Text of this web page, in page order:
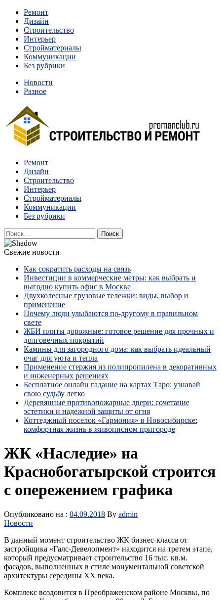
Перейти
содержимому
Ремонт
Дизайн
Строительство
Интерьер
Стройматериалы
Коммуникации
Без рубрики
Новости
Разное
Строительство и ремонт
Квартиры и дома, в которых живут разные люди, очень
отличаются между собой.
Ремонт
Дизайн
Строительство
Интерьер
Стройматериалы
Коммуникации
Без рубрики
Найти:
Свежие новости
Как сократить расходы на связь
Инвестиции в коммерческие метры: как выбрать и
выгодно купить офис в Москве
Двухколесные грузовые тележки: виды, выбор и
применение
Почему люди улыбаются по‑другому в правильном
свете
ЖБИ плиты дорожные: готовое решение для прочных и
долговечных покрытий
Камины для загородного дома: как выбрать идеальный
очаг для уюта и тепла
Применение стержня из полипропилена в декоративных
и инженерных решениях
Бесплатное онлайн гадание на картах Таро: узнавай
свою судьбу легко
Деревянные противопожарные двери: сочетание
эстетики и надежной защиты от огня
Коттеджный поселок «Гармония» в Новосибирске:
комфортная жизнь в живописном пригороде
ЖК «Наследие» на
Краснобогатырской строится
с опережением графика
Опубликовано на : 04.09.2018 By admin
Новости
В данный момент строительство ЖК бизнес-класса от
застройщика «Галс-Девелопмент» находится на третем этапе,
который предусматривает строительство 16 тыс. кв.м.
фасадов, выполненных в стиле монументальной советской
архитектуры середины XX века.
Комплекс воздовится в Преображенском районе Москвы, по